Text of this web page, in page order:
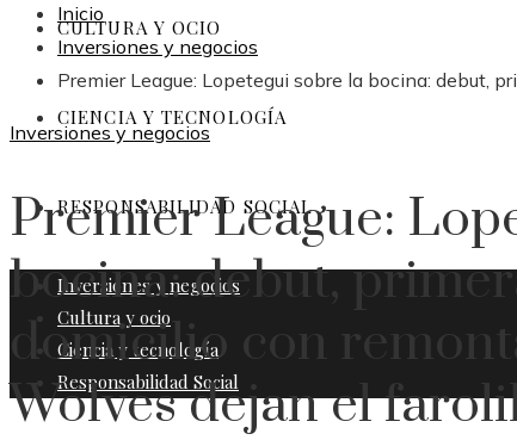
CULTURA Y OCIO
CIENCIA Y TECNOLOGÍA
RESPONSABILIDAD SOCIAL
Inversiones y negocios
Cultura y ocio
Ciencia y tecnología
Responsabilidad Social
Inicio
Inversiones y negocios
Premier League: Lopetegui sobre la bocina: debut,
Inversiones y negocios
Premier League:
bocina: debut,
domicilio con
Wolves dejan el